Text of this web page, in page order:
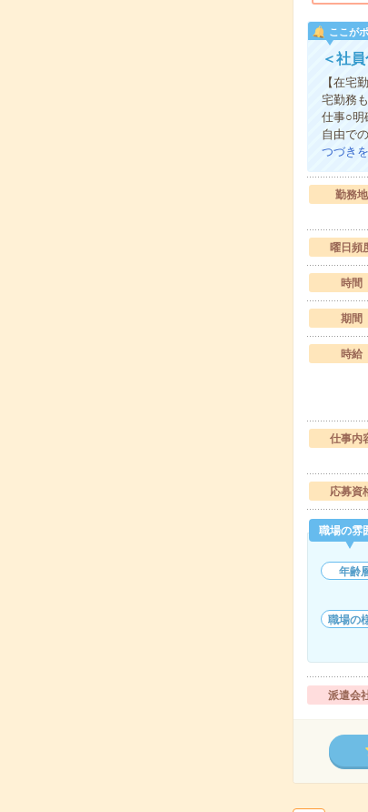
ここが
＜社
【在宅
宅勤務
仕事○明
自由で
つづき
勤務地
曜日頻
時間
期間
時給
仕事内
応募資
職場の雰
年齢
職場の
派遣会